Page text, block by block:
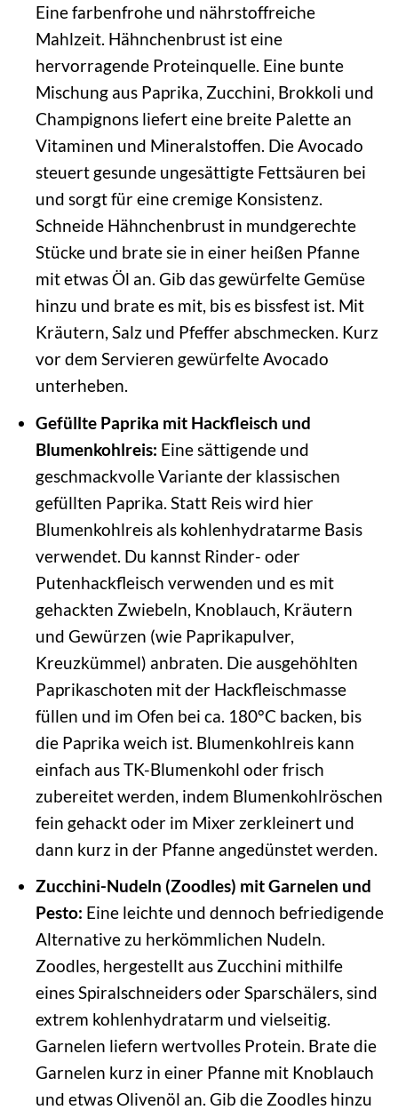
Eine farbenfrohe und nährstoffreiche
Mahlzeit. Hähnchenbrust ist eine
hervorragende Proteinquelle. Eine bunte
Mischung aus Paprika, Zucchini, Brokkoli und
Champignons liefert eine breite Palette an
Vitaminen und Mineralstoffen. Die Avocado
steuert gesunde ungesättigte Fettsäuren bei
und sorgt für eine cremige Konsistenz.
Schneide Hähnchenbrust in mundgerechte
Stücke und brate sie in einer heißen Pfanne
mit etwas Öl an. Gib das gewürfelte Gemüse
hinzu und brate es mit, bis es bissfest ist. Mit
Kräutern, Salz und Pfeffer abschmecken. Kurz
vor dem Servieren gewürfelte Avocado
unterheben.
Gefüllte Paprika mit Hackfleisch und
Blumenkohlreis: Eine sättigende und
geschmackvolle Variante der klassischen
gefüllten Paprika. Statt Reis wird hier
Blumenkohlreis als kohlenhydratarme Basis
verwendet. Du kannst Rinder- oder
Putenhackfleisch verwenden und es mit
gehackten Zwiebeln, Knoblauch, Kräutern
und Gewürzen (wie Paprikapulver,
Kreuzkümmel) anbraten. Die ausgehöhlten
Paprikaschoten mit der Hackfleischmasse
füllen und im Ofen bei ca. 180°C backen, bis
die Paprika weich ist. Blumenkohlreis kann
einfach aus TK-Blumenkohl oder frisch
zubereitet werden, indem Blumenkohlröschen
fein gehackt oder im Mixer zerkleinert und
dann kurz in der Pfanne angedünstet werden.
Zucchini-Nudeln (Zoodles) mit Garnelen und
Pesto: Eine leichte und dennoch befriedigende
Alternative zu herkömmlichen Nudeln.
Zoodles, hergestellt aus Zucchini mithilfe
eines Spiralschneiders oder Sparschälers, sind
extrem kohlenhydratarm und vielseitig.
Garnelen liefern wertvolles Protein. Brate die
Garnelen kurz in einer Pfanne mit Knoblauch
und etwas Olivenöl an. Gib die Zoodles hinzu